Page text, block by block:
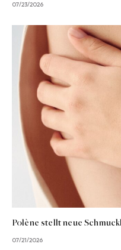
07/23/2026
Polène stellt neue
07/21/2026